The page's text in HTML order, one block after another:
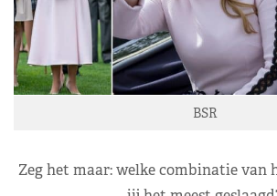
BSR
Zeg het maar: welke combinatie van